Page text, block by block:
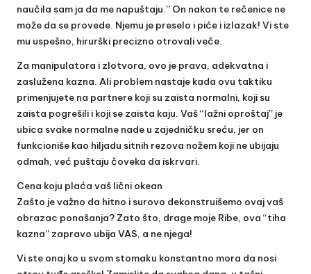
naučila sam ja da me napuštaju.” On nakon te rečenice ne
može da se provede. Njemu je preselo i piće i izlazak! Vi ste
mu uspešno, hirurški precizno otrovali veče.
Za manipulatora i zlotvora, ovo je prava, adekvatna i
zaslužena kazna. Ali problem nastaje kada ovu taktiku
primenjujete na partnere koji su zaista normalni, koji su
zaista pogrešili i koji se zaista kaju. Vaš “lažni oproštaj” je
ubica svake normalne nade u zajedničku sreću, jer on
funkcioniše kao hiljadu sitnih rezova nožem koji ne ubijaju
odmah, već puštaju čoveka da iskrvari.
Cena koju plaća vaš lični okean
Zašto je važno da hitno i surovo dekonstruišemo ovaj vaš
obrazac ponašanja? Zato što, drage moje Ribe, ova “tiha
kazna” zapravo ubija VAS, a ne njega!
Vi ste onaj ko u svom stomaku konstantno mora da nosi